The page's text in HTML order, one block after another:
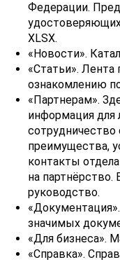
Федерации.
XLSX.
«Новости».
«Статьи».
ознакомлению
«Партнерам».
информация для
преимущества,
контакты
на
руководство.
значимых
«Для бизнеса».
«Справка».